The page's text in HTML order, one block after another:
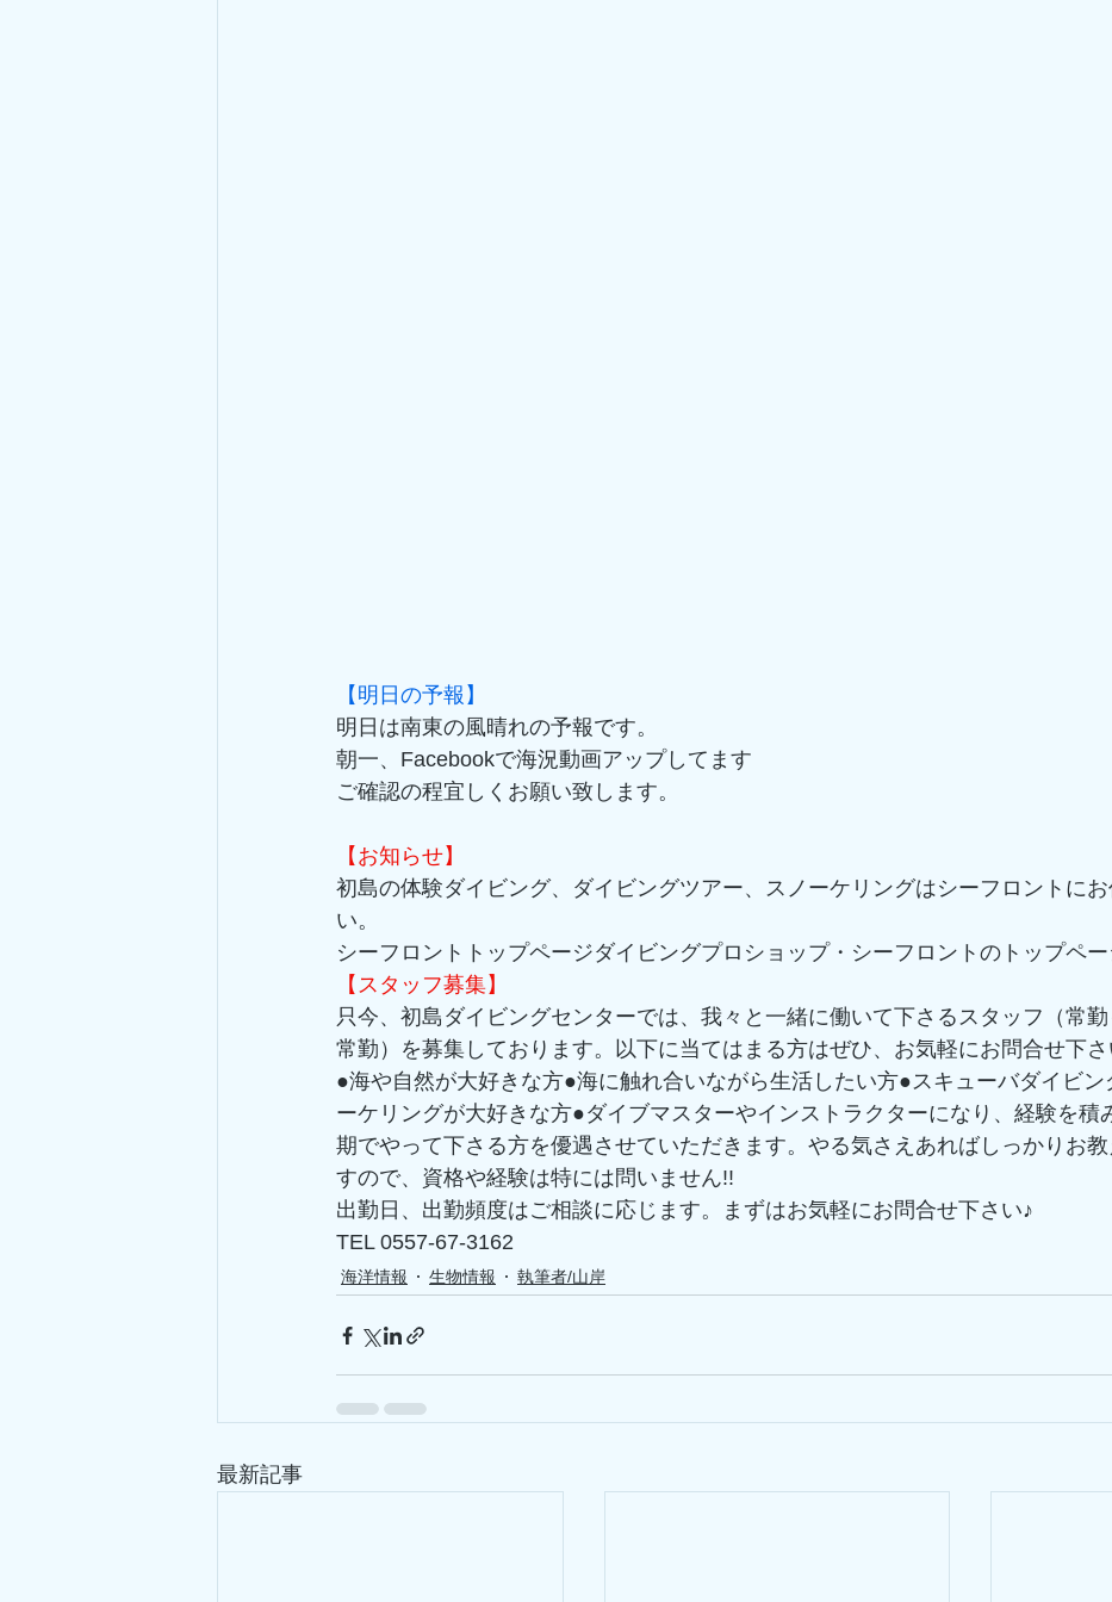
【明日の予報】
明日は南東の風晴れの予報です。
朝一、Facebookで海況動画アップしてます
ご確認の程宜しくお願い致します。
【お知らせ】
初島の体験ダイビング、ダイビングツアー、スノーケリングはシーフロントにお
い。
シーフロントトップページダイビングプロショップ・シーフロントのトップペ
【スタッフ募集】
只今、初島ダイビングセンターでは、我々と一緒に働いて下さるスタッフ（常
常勤）を募集しております。以下に当てはまる方はぜひ、お気軽にお問合せ下さ
●海や自然が大好きな方●海に触れ合いながら生活したい方●スキューバダイビン
ーケリングが大好きな方●ダイブマスターやインストラクターになり、経験を積
期でやって下さる方を優遇させていただきます。やる気さえあればしっかりお教
すので、資格や経験は特には問いません!!
出勤日、出勤頻度はご相談に応じます。まずはお気軽にお問合せ下さい♪
TEL 0557-67-3162
海洋情報 生物情報 執筆者/山岸
最新記事